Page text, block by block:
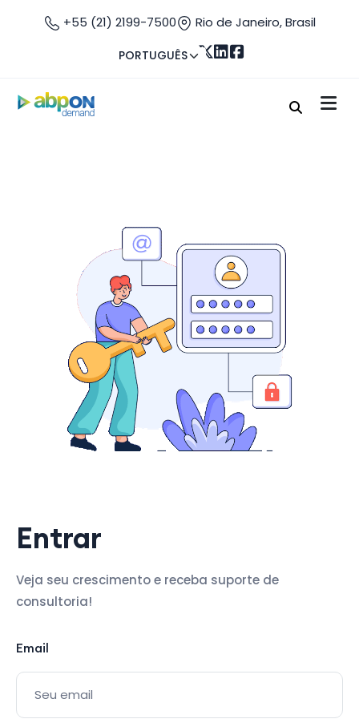
+55 (21) 2199-7500 Rio de Janeiro, Brasil
PORTUGUÊS
Entrar
Veja seu crescimento e receba suporte de
consultoria!
Email